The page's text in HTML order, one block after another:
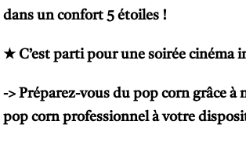
dans un confort 5 étoiles !
★ C’est parti pour une soirée cinéma
-> Préparez-vous du pop corn grâce à
pop corn professionnel à votre